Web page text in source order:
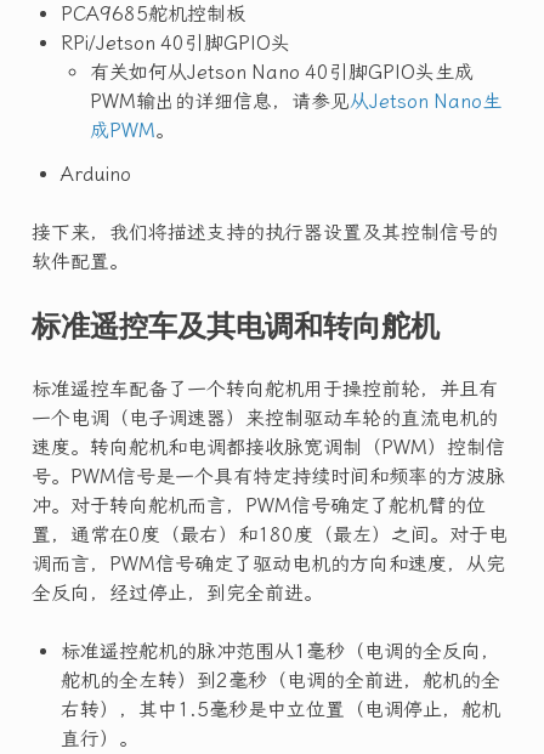
PCA9685舵机控制板
RPi/Jetson 40引脚GPIO头
有关如何从Jetson Nano 40引脚GPIO头生成
PWM输出的详细信息，请参见从Jetson Nano生
成PWM。
Arduino
接下来，我们将描述支持的执行器设置及其控制信号的
软件配置。
标准遥控车及其电调和转向舵机
标准遥控车配备了一个转向舵机用于操控前轮，并且有
一个电调（电子调速器）来控制驱动车轮的直流电机的
速度。转向舵机和电调都接收脉宽调制（PWM）控制信
号。PWM信号是一个具有特定持续时间和频率的方波脉
冲。对于转向舵机而言，PWM信号确定了舵机臂的位
置，通常在0度（最右）和180度（最左）之间。对于电
调而言，PWM信号确定了驱动电机的方向和速度，从完
全反向，经过停止，到完全前进。
标准遥控舵机的脉冲范围从1毫秒（电调的全反向，
舵机的全左转）到2毫秒（电调的全前进，舵机的全
右转），其中1.5毫秒是中立位置（电调停止，舵机
直行）。